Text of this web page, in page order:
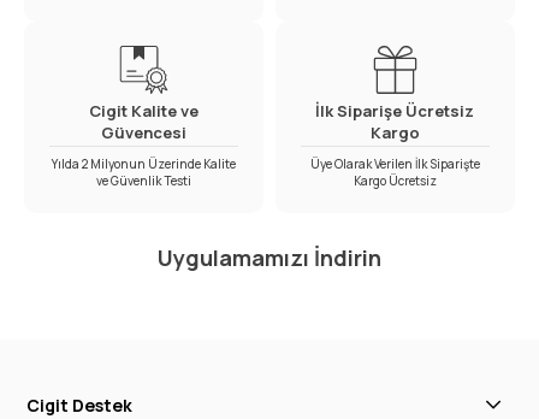
Cigit Kalite ve
Güvencesi
Yılda 2 Milyonun Üzerinde Kalite
ve Güvenlik Testi
İlk Siparişe Ücretsiz
Kargo
Üye Olarak Verilen İlk Siparişte
Kargo Ücretsiz
Uygulamamızı İndirin
Cigit Destek